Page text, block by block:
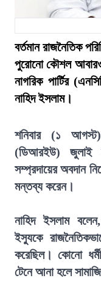
বর্তমান রাজনৈতিক
পুরোনো কৌশল আবারও
নাগরিক পার্টির
নাহিদ ইসলাম।
শনিবার (১ আগস্ট)
(ডিআরইউ) জুলাই
সম্প্রদায়ের অবদান
মন্তব্য করেন।
নাহিদ ইসলাম
ইস্যুকে
করেছিল। কোনো
টেনে আনা হলে